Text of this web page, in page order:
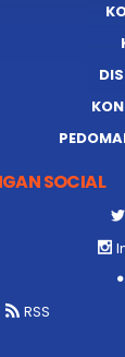
SOCIAL
RSS